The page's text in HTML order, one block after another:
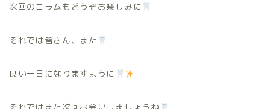
次回のコラムもどうぞお楽しみに
それでは皆さん、また
良い一日になりますように